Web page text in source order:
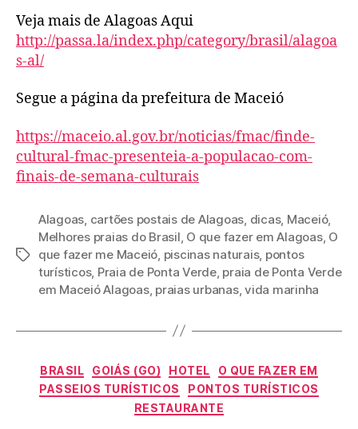
Veja mais de Alagoas Aqui
http://passa.la/index.php/category/brasil/alagoa
s-al/
Segue a página da prefeitura de Maceió
https://maceio.al.gov.br/noticias/fmac/finde-
cultural-fmac-presenteia-a-populacao-com-
finais-de-semana-culturais
Tags
Alagoas cartões postais de Alagoas dicas, Maceió,
Melhores praias do Brasil O que fazer em Alagoas, O
que fazer me Maceió piscinas naturais, pontos
turísticos, Praia de Ponta Verde, praia de Ponta Verde
em Maceió Alagoas, praias urbanas,vida marinha
Categorias
BRASIL GOIÁS (GO) HOTEL
O QUE FAZER EM
PASSEIOS TURÍSTICOS
PONTOS TURÍSTICOS
RESTAURANTE